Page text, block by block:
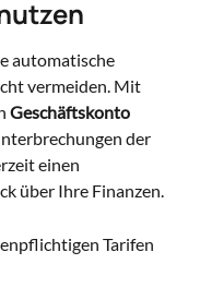
automatische
vermeiden. Mit
Geschäftskonto
der
einen
über Ihre Finanzen.
Tarifen